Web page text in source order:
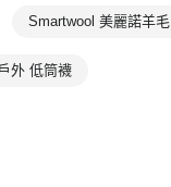
全部商品
Smartwool 美麗諾羊毛
外 低筒襪